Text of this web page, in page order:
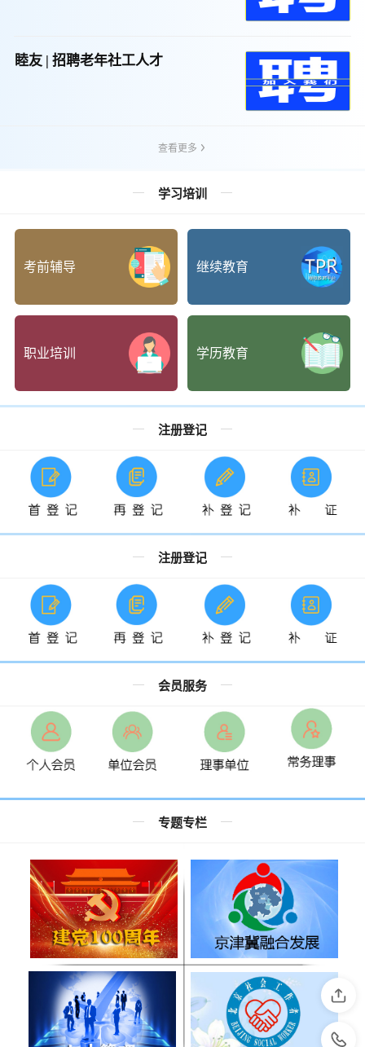
睦友 | 招聘老年社工人才
查看更多
学习培训
考前辅导 继续教育
职业培训 学历教育
注册登记
注册登记
会员服务
专题专栏